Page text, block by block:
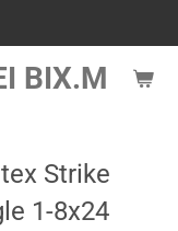
BIX.M
Strike
1-8x24